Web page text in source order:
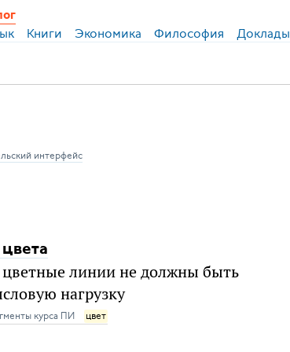
Книги Экономика Философия Доклады
интерфейс
линии не должны быть
нагрузку
курса ПИ цвет